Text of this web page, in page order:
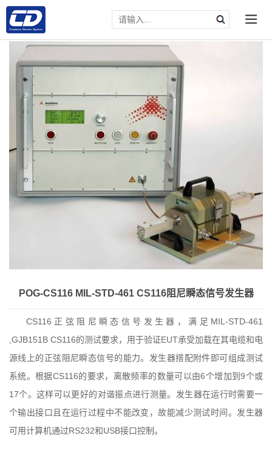
POG-CS116 MIL-STD-461 CS116阻尼瞬态信号发生器
CS116正弦阻尼瞬态信号发生器，满足MIL-STD-461
,GJB151B CS116的测试要求，用于验证EUT承受加载在其电缆和电
源线上的正弦阻尼瞬态信号的能力。发生器搭配附件即可组成测试
系统。根据CS116的要求，离散频率的数量可以由6个增加到9个或
17个。这样可以更好的对谐振点进行测量。发生器在运行时需要一
个输出接口且在运行过程中不能改变，故能减少测试时间。发生器
可用计算机通过RS232和USB接口控制。